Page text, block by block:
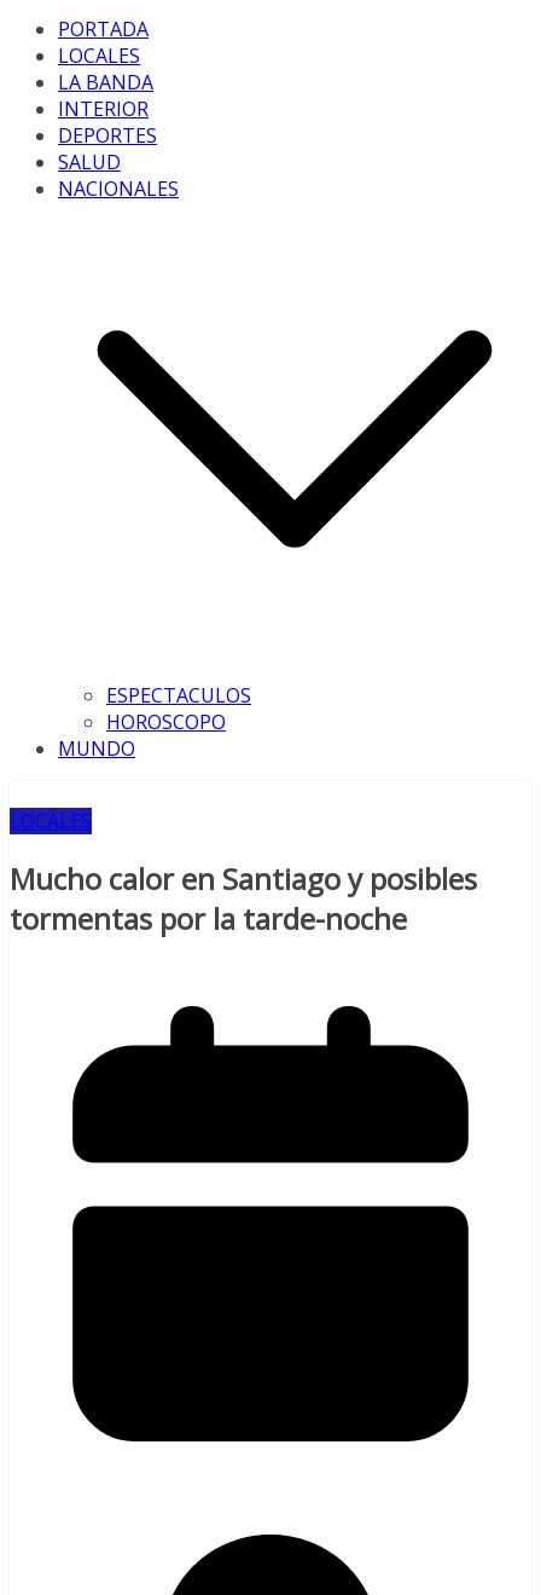
PORTADA
LOCALES
LA BANDA
INTERIOR
DEPORTES
SALUD
NACIONALES
ESPECTACULOS
HOROSCOPO
MUNDO
LOCALES
Mucho calor en Santiago y posibles
tormentas por la tarde-noche